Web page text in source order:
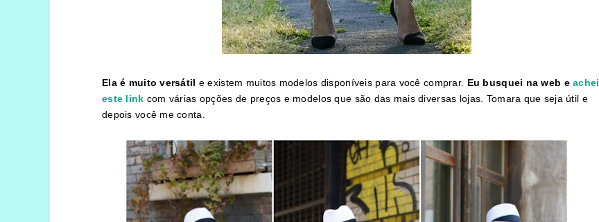
Ela é muito versátil e existem muitos modelos disponíveis para você comprar. Eu busquei na web eachei
este link com várias opções de preços e modelos que são das mais diversas lojas. Tomara que seja útil e
depois você me conta.